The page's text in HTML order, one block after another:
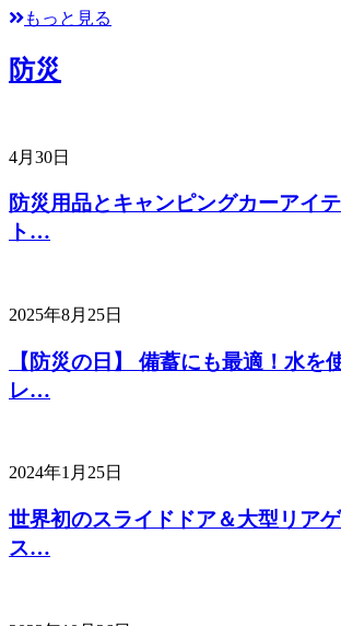
もっと見る
防災
4月30日
防災用品とキャンピングカーアイ
ト…
2025年8月25日
【防災の日】 備蓄にも最適！水を
レ…
2024年1月25日
世界初のスライドドア＆大型リア
ス…